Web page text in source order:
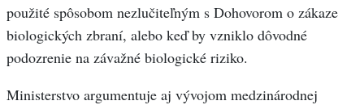
použité spôsobom nezlučiteľným s Dohovorom o zákaze
biologických zbraní, alebo keď by vzniklo dôvodné
podozrenie na závažné biologické riziko.
Ministerstvo argumentuje aj vývojom medzinárodnej